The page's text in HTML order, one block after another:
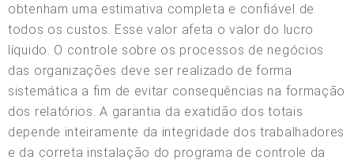
obtenham uma estimativa completa e confiável de
todos os custos. Esse valor afeta o valor do lucro
líquido. O controle sobre os processos de negócios
das organizações deve ser realizado de forma
sistemática a fim de evitar consequências na formação
dos relatórios. A garantia da exatidão dos totais
depende inteiramente da integridade dos trabalhadores
e da correta instalação do programa de controle da